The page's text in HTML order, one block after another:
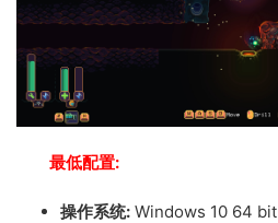
最低配置:
操作系统: Windows 10 64 bit